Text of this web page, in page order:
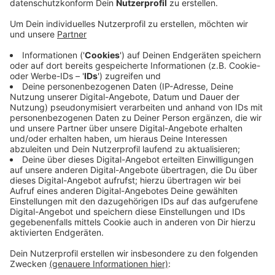
An einem Mehrfamilienhaus hat einer der Einbrecher
Schmiere gestanden. Ihn hat die Polizei
festgenommen, der andere ist auf der Flucht. In
derselben Nacht hat die Polizei auch in Immendorf
Einbrecher erwischt. Der Alarm einer Grundschule an
der Godorfer Straße hatte ausgelöst. Die Polizei
umstellte das Gebäude und forderte die Einbrecher
auf, rauszukommen. Einer der Männer ist der Polizei
schon gut bekannt. Er kommt jetzt vor den
Haftrichter.